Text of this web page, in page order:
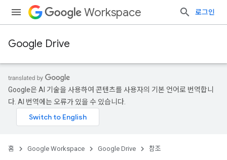
Workspace 로그인
Google Drive
Google은 AI 기술을 사용하여 콘텐츠를 사용자의 기본 언어로 번역합니
다. AI 번역에는 오류가 있을 수 있습니다.
홈 Google Workspace Google Drive 참조